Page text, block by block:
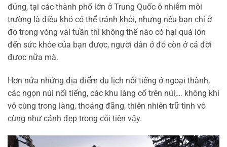
đúng, tại các thành phố lớn ở Trung Quốc ô nhiễm môi
trường là điều khó có thể tránh khỏi, nhưng nếu bạn chỉ ở
đó trong vòng vài tuần thì không thể nào có hại quá lớn
đến sức khỏe của bạn được, người dân ở đó còn ở cả đời
được nữa mà.
Hơn nữa những địa điểm du lịch nổi tiếng ở ngoại thành,
các ngọn núi nổi tiếng, các khu làng cổ trên núi,… không khí
vô cùng trong làng, thoáng đãng, thiên nhiên trữ tình vô
cùng như cảnh đẹp trong cõi tiên vậy.